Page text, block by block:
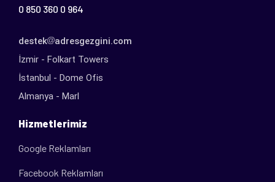
0 850 360 0 964
destek
adresgezgini.com
İzmir - Folkart Towers
İstanbul - Dome Ofis
Almanya - Marl
Hizmetlerimiz
Google Reklamları
Facebook Reklamları